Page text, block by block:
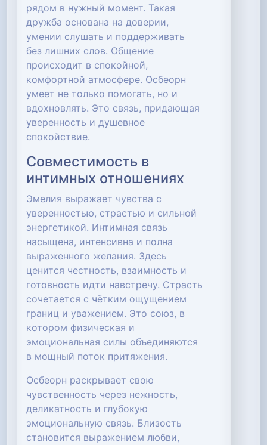
рядом в нужный момент. Такая
дружба основана на доверии,
умении слушать и поддерживать
без лишних слов. Общение
происходит в спокойной,
комфортной атмосфере. Осбеорн
умеет не только помогать, но и
вдохновлять. Это связь, придающая
уверенность и душевное
спокойствие.
Совместимость в
интимных отношениях
Эмелия выражает чувства с
уверенностью, страстью и сильной
энергетикой. Интимная связь
насыщена, интенсивна и полна
выраженного желания. Здесь
ценится честность, взаимность и
готовность идти навстречу. Страсть
сочетается с чётким ощущением
границ и уважением. Это союз, в
котором физическая и
эмоциональная силы объединяются
в мощный поток притяжения.
Осбеорн раскрывает свою
чувственность через нежность,
деликатность и глубокую
эмоциональную связь. Близость
становится выражением любви,